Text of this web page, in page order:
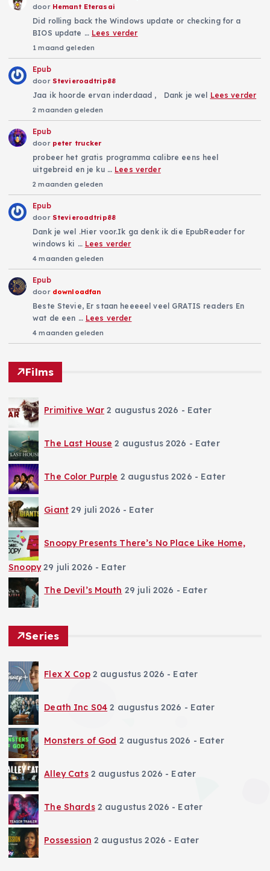
door Hemant Eterasai
Did rolling back the Windows update or checking for a
BIOS update … Lees verder
1 maand geleden
Epub
door Stevieroadtrip88
Jaa ik hoorde ervan inderdaad , Dank je wel Lees verder
2 maanden geleden
Epub
door peter trucker
probeer het gratis programma calibre eens heel
uitgebreid en je ku … Lees verder
2 maanden geleden
Epub
door Stevieroadtrip88
Dank je wel .Hier voor.Ik ga denk ik die EpubReader for
windows ki … Lees verder
4 maanden geleden
Epub
door downloadfan
Beste Stevie, Er staan heeeeel veel GRATIS readers En
wat de een … Lees verder
4 maanden geleden
Films
Primitive War 2 augustus 2026 - Eater
The Last House 2 augustus 2026 - Eater
The Color Purple 2 augustus 2026 - Eater
Giant 29 juli 2026 - Eater
Snoopy Presents There’s No Place Like Home,
Snoopy 29 juli 2026 - Eater
The Devil’s Mouth 29 juli 2026 - Eater
Series
Flex X Cop 2 augustus 2026 - Eater
Death Inc S04 2 augustus 2026 - Eater
Monsters of God 2 augustus 2026 - Eater
Alley Cats 2 augustus 2026 - Eater
The Shards 2 augustus 2026 - Eater
Possession 2 augustus 2026 - Eater